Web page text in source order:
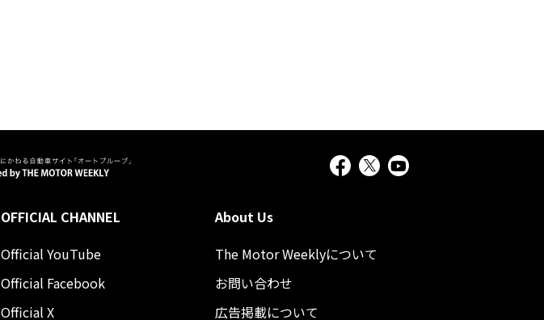
OFFICIAL CHANNEL
Official YouTube
Official Facebook
Official X
About Us
The Motor Weeklyについて
お問い合わせ
広告掲載について